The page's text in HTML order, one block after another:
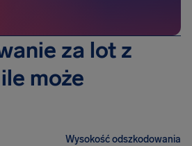
za lot z
może
Wysokość odszkodowania